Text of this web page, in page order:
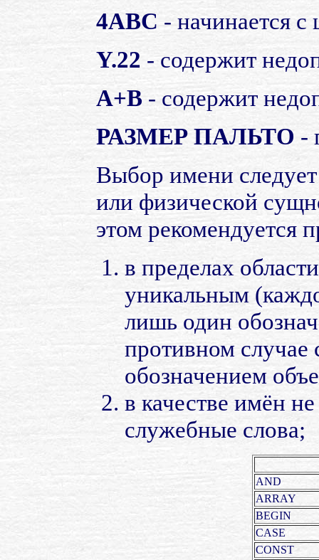
4ABC - начинается
Y.22 - содержит
A+B - содержит
РАЗМЕР ПАЛЬТО -
Выбор имени следует
или физической
этом рекомендуется
в пределах
уникальным
лишь один
противном случае
обозначением
в качестве имён
служебные слова;
AND
ARRAY
BEGIN
CASE
CONST